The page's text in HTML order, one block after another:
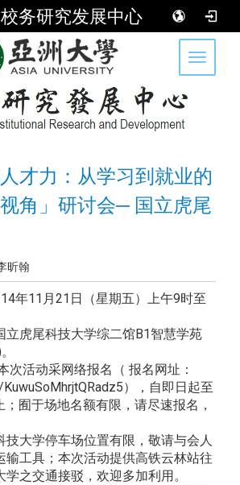
校务研究发展中心
Toggle
人才力：从学习到就业的
角」研讨会─ 国立虎尾
昕翰
年11月21日（星期五）上午9时至
立虎尾科技大学综二馆B1智慧学苑
次活动采网络报名（ 报名网址：
），自即日起至
囿于场地名额有限，请尽速报名，
技大学停车场位置有限，敬请与会人
输工具；本次活动提供高铁云林站往
之交通接驳，欢迎多加利用。